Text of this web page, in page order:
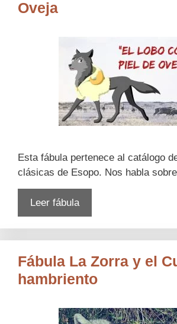
Oveja
Esta fábula pertenece al catálogo
clásicas de Esopo. Nos habla
Leer fábula
Fábula La Zorra y el
hambriento